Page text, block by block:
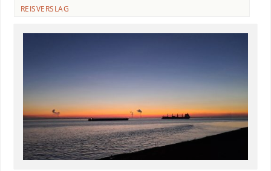
REISVERSLAG